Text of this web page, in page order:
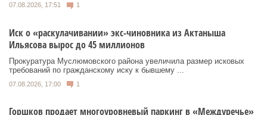
07.08.2026, 17:51 1
Иск о «раскулачивании» экс-чиновника из Актаныша
Ильясова вырос до 45 миллионов
Прокуратура Муслюмовского района увеличила размер исковых
требований по гражданскому иску к бывшему ...
07.08.2026, 17:00 1
Горшков продает многоуровневый паркинг в «Междуречье»